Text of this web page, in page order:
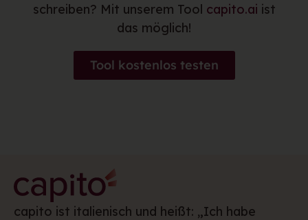
schreiben? Mit unserem Tool capito.ai ist
das möglich!
Tool kostenlos testen
capito ist italienisch und heißt: „Ich habe